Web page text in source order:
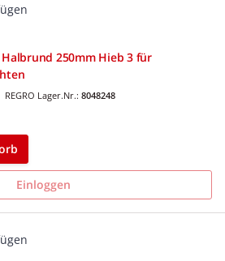
250mm Hieb 3 für
REGRO Lager.Nr.: 8048248
Einloggen